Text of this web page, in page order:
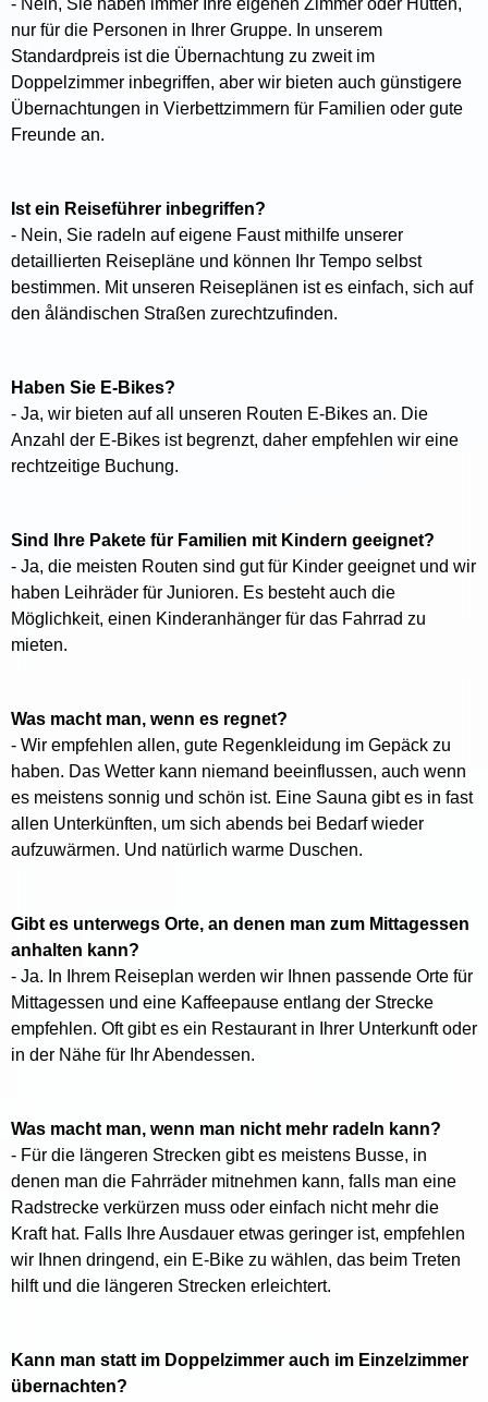
- Nein, Sie haben immer Ihre eigenen Zimmer oder Hütten,
nur für die Personen in Ihrer Gruppe. In unserem
Standardpreis ist die Übernachtung zu zweit im
Doppelzimmer inbegriffen, aber wir bieten auch günstigere
Übernachtungen in Vierbettzimmern für Familien oder gute
Freunde an.
Ist ein Reiseführer inbegriffen?
- Nein, Sie radeln auf eigene Faust mithilfe unserer
detaillierten Reisepläne und können Ihr Tempo selbst
bestimmen. Mit unseren Reiseplänen ist es einfach, sich auf
den åländischen Straßen zurechtzufinden.
Haben Sie E-Bikes?
- Ja, wir bieten auf all unseren Routen E-Bikes an. Die
Anzahl der E-Bikes ist begrenzt, daher empfehlen wir eine
rechtzeitige Buchung.
Sind Ihre Pakete für Familien mit Kindern geeignet?
- Ja, die meisten Routen sind gut für Kinder geeignet und wir
haben Leihräder für Junioren. Es besteht auch die
Möglichkeit, einen Kinderanhänger für das Fahrrad zu
mieten.
Was macht man, wenn es regnet?
- Wir empfehlen allen, gute Regenkleidung im Gepäck zu
haben. Das Wetter kann niemand beeinflussen, auch wenn
es meistens sonnig und schön ist. Eine Sauna gibt es in fast
allen Unterkünften, um sich abends bei Bedarf wieder
aufzuwärmen. Und natürlich warme Duschen.
Gibt es unterwegs Orte, an denen man zum Mittagessen
anhalten kann?
- Ja. In Ihrem Reiseplan werden wir Ihnen passende Orte für
Mittagessen und eine Kaffeepause entlang der Strecke
empfehlen. Oft gibt es ein Restaurant in Ihrer Unterkunft oder
in der Nähe für Ihr Abendessen.
Was macht man, wenn man nicht mehr radeln kann?
- Für die längeren Strecken gibt es meistens Busse, in
denen man die Fahrräder mitnehmen kann, falls man eine
Radstrecke verkürzen muss oder einfach nicht mehr die
Kraft hat. Falls Ihre Ausdauer etwas geringer ist, empfehlen
wir Ihnen dringend, ein E-Bike zu wählen, das beim Treten
hilft und die längeren Strecken erleichtert.
Kann man statt im Doppelzimmer auch im Einzelzimmer
übernachten?